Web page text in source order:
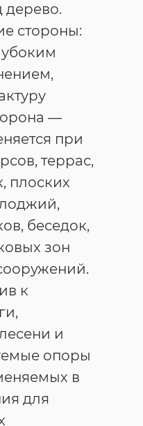
дерево.
стороны:
—
при
террас,
плоских
беседок,
зон
к
и
опоры
в
для